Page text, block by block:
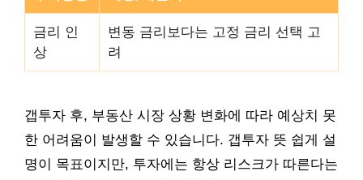
금리 인
상
변동 금리보다는 고정 금리 선택 고
려
갭투자 후, 부동산 시장 상황 변화에 따라 예상치 못
한 어려움이 발생할 수 있습니다. 갭투자 뜻 쉽게 설
명이 목표이지만, 투자에는 항상 리스크가 따른다는